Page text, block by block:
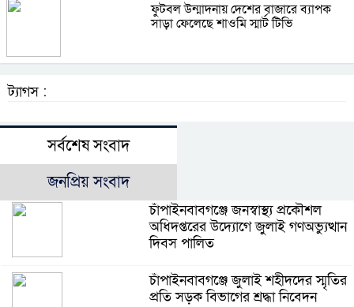
ফুটবল উন্মাদনায় দেশের বাজারে ব্যাপক
সাড়া ফেলেছে শাওমি স্মার্ট টিভি
ট্যাগস :
সর্বশেষ সংবাদ
জনপ্রিয় সংবাদ
চাঁপাইনবাবগঞ্জে জনস্বাস্থ্য প্রকৌশল
অধিদপ্তরের উদ্যোগে জুলাই গণঅভ্যুত্থান
দিবস পালিত
চাঁপাইনবাবগঞ্জে জুলাই শহীদদের স্মৃতির
প্রতি সড়ক বিভাগের শ্রদ্ধা নিবেদন